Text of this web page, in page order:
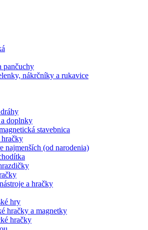
pančuchy
nákrčníky a rukavice
doplnky
stavebnica
hračky
najmenších (od narodenia)
a hračky
hry
hračky a magnetky
hračky